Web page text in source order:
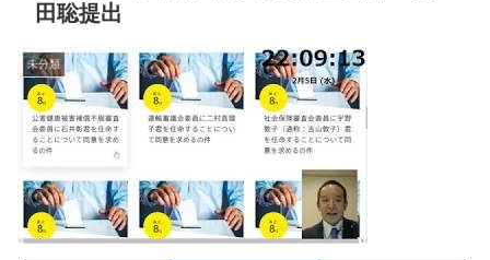
田聡提出
未分類